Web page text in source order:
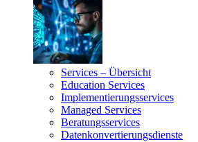
Services – Übersicht
Education Services
Implementierungsservices
Managed Services
Beratungsservices
Datenkonvertierungsdienste